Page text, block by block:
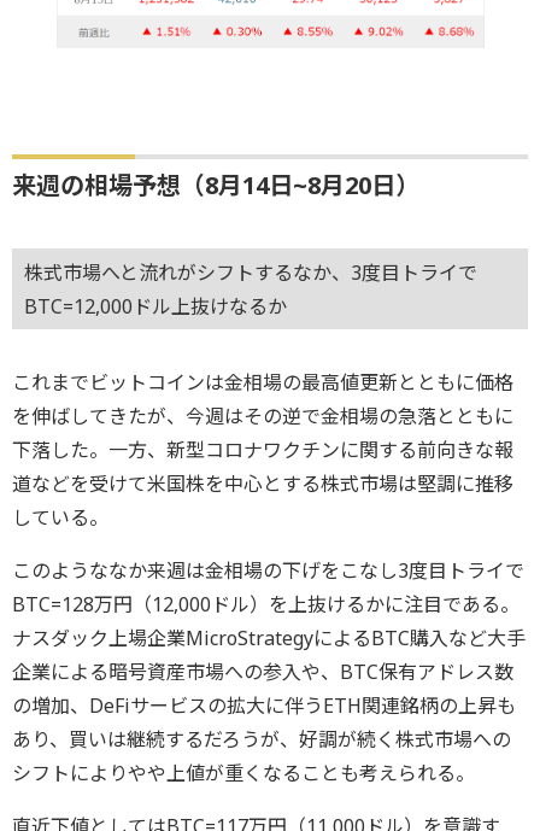
来週の相場予想（8月14日~8月20日）
株式市場へと流れがシフトするなか、3度目トライで
BTC=12,000ドル上抜けなるか
これまでビットコインは金相場の最高値更新とともに価格
を伸ばしてきたが、今週はその逆で金相場の急落とともに
下落した。一方、新型コロナワクチンに関する前向きな報
道などを受けて米国株を中心とする株式市場は堅調に推移
している。
このようななか来週は金相場の下げをこなし3度目トライで
BTC=128万円（12,000ドル）を上抜けるかに注目である。
ナスダック上場企業MicroStrategyによるBTC購入など大手
企業による暗号資産市場への参入や、BTC保有アドレス数
の増加、DeFiサービスの拡大に伴うETH関連銘柄の上昇も
あり、買いは継続するだろうが、好調が続く株式市場への
シフトによりやや上値が重くなることも考えられる。